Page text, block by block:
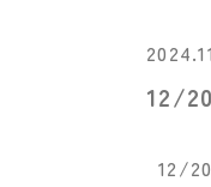
12/
12/